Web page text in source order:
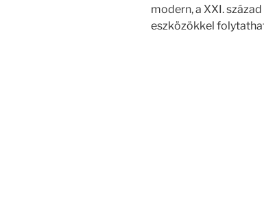
modern, a XXI.
eszközökkel